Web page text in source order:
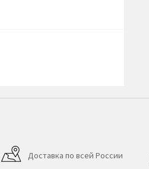
Доставка по всей России